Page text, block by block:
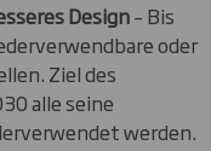
Design– Bis
oder
Ziel des
alle seine
werden.